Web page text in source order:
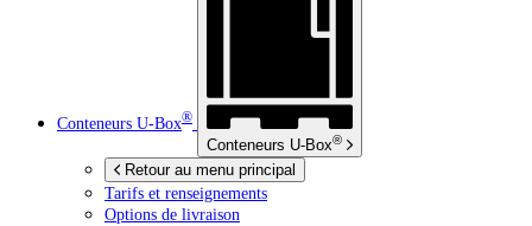
Conteneurs U-Box®
Conteneurs U-Box®
Retour au menu principal
Tarifs et renseignements
Options de livraison